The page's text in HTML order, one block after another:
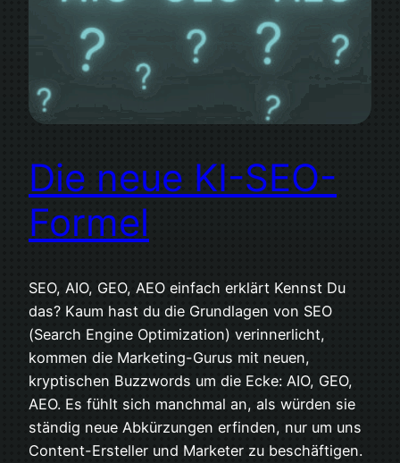
Die neue KI-SEO-
Formel
SEO, AIO, GEO, AEO einfach erklärt Kennst Du
das? Kaum hast du die Grundlagen von SEO
(Search Engine Optimization) verinnerlicht,
kommen die Marketing-Gurus mit neuen,
kryptischen Buzzwords um die Ecke: AIO, GEO,
AEO. Es fühlt sich manchmal an, als würden sie
ständig neue Abkürzungen erfinden, nur um uns
Content-Ersteller und Marketer zu beschäftigen.